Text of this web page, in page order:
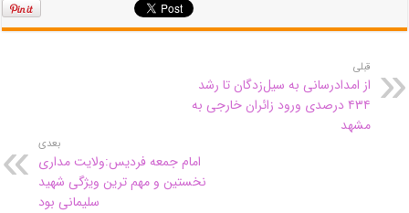
قبلی
از امدادرسانی به سیل‌زدگان تا رشد
۴۳۴ درصدی ورود زائران خارجی به
مشهد
بعدی
امام جمعه فردیس:ولایت مداری
نخستین و مهم ترین ویژگی شهید
سلیمانی بود